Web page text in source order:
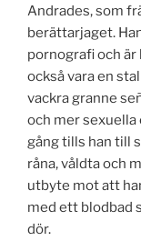
Andrades, som
berättarjaget.
pornografi och
också vara en
vackra granne
och mer
gång tills han till
råna, våldta och
utbyte mot att
med ett blodbad
dör.